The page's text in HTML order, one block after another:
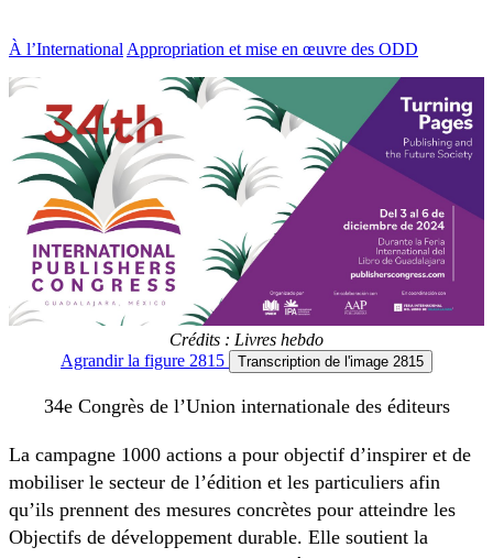
À l’International Appropriation et mise en œuvre des ODD
Crédits : Livres hebdo
Agrandirla figure 2815 Transcription de l'image 2815
34e Congrès de l’Union internationale des éditeurs
La campagne 1000 actions a pour objectif d’inspirer et de
mobiliser le secteur de l’édition et les particuliers afin
qu’ils prennent des mesures concrètes pour atteindre les
Objectifs de développement durable. Elle soutient la